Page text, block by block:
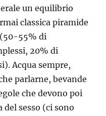
un equilibrio
classica piramide
55% di
20% di
Acqua sempre,
parlarne, bevande
che devono poi
del sesso (ci sono